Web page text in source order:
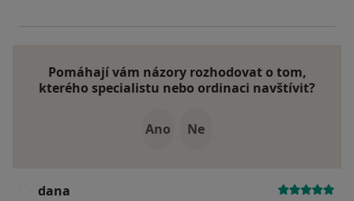
Pomáhají vám názory rozhodovat o tom,
kterého specialistu nebo ordinaci navštívit?
Ano Ne
dana